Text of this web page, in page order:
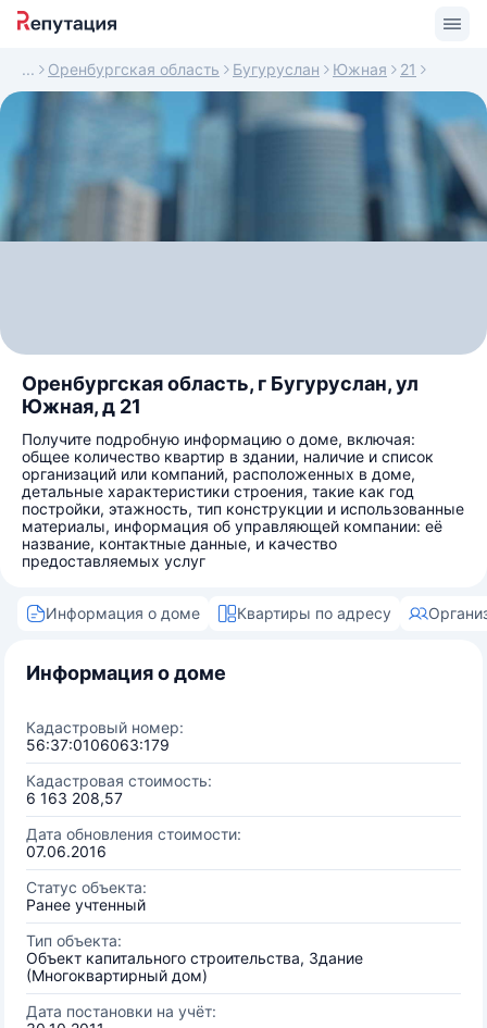
Оренбургская область Бугуруслан Южная 21
Оренбургская область, г Бугуруслан, ул
Южная, д 21
Получите подробную информацию о доме, включая:
общее количество квартир в здании, наличие и список
организаций или компаний, расположенных в доме,
детальные характеристики строения, такие как год
постройки, этажность, тип конструкции и использованные
материалы, информация об управляющей компании: её
название, контактные данные, и качество
предоставляемых услуг
Информация о доме Квартиры по адресу
Информация о доме
Кадастровый номер:
56:37:0106063:179
Кадастровая стоимость:
6 163 208,57
Дата обновления стоимости:
07.06.2016
Статус объекта:
Ранее учтенный
Тип объекта:
Объект капитального строительства, Здание
(Многоквартирный дом)
Дата постановки на учёт: